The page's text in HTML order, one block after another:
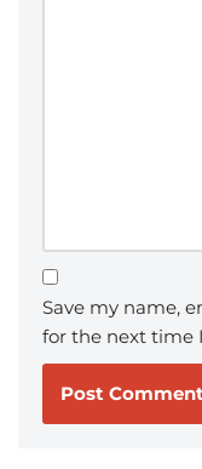
Save my name,
for the next time